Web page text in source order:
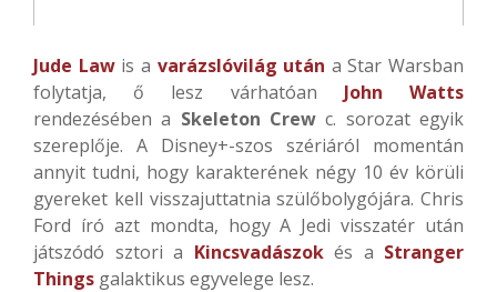
Jude Lawis a varázslóvilág után a Star Warsban
folytatja, ő lesz várhatóan John Watts
rendezésében a Skeleton Crew c. sorozat egyik
szereplője. A Disney+-szos szériáról momentán
annyit tudni, hogy karakterének négy 10 év körüli
gyereket kell visszajuttatnia szülőbolygójára. Chris
Ford író azt mondta, hogy A Jedi visszatér után
játszódó sztori a Kincsvadászokés a Stranger
Things galaktikus egyvelege lesz.